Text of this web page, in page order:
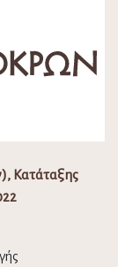
Κατάταξης